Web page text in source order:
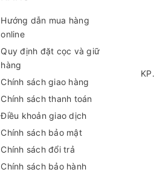
Hướng dẫn mua hàng
online
Quy định đặt cọc và giữ
hàng
Chính sách giao hàng
Chính sách thanh toán
Điều khoản giao dịch
Chính sách bảo mật
Chính sách đổi trả
Chính sách bảo hành